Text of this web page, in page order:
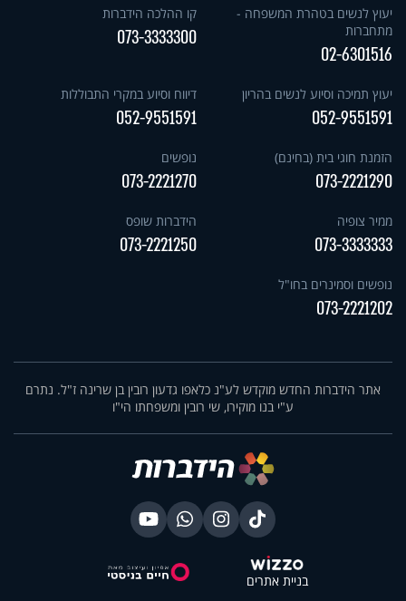
יעוץ לנשים בטהרת המשפחה -
מתחברות
02-6301516
קו ההלכה הידברות
073-3333300
יעוץ תמיכה וסיוע לנשים בהריון
052-9551591
דיווח וסיוע במקרי התבוללות
052-9551591
הזמנת חוגי בית (בחינם)
073-2221290
נופשים
073-2221270
ממיר צופיה
073-3333333
הידברות שופס
073-2221250
נופשים וסמינרים בחו"ל
073-2221202
אתר הידברות החדש מוקדש לע"נ כלאפו גדעון רובין בן שרינה ז"ל. נתרם
ע"י בנו מוקירו, שי רובין ומשפחתו הי"ו
בניית אתרים